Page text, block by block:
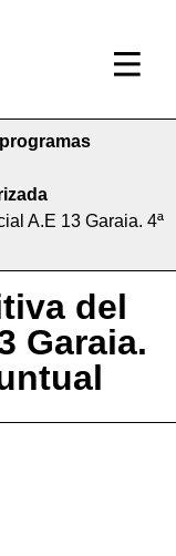
A.E 13 Garaia. 4ª
del
Garaia.